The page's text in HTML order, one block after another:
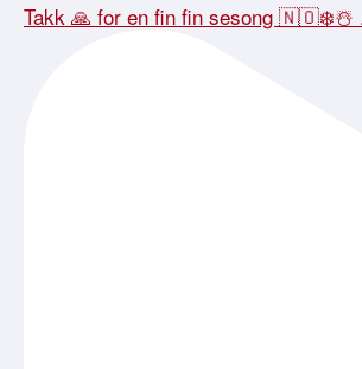
Takk 🙏 for en fin fin sesong 🇳🇴❄️☃️